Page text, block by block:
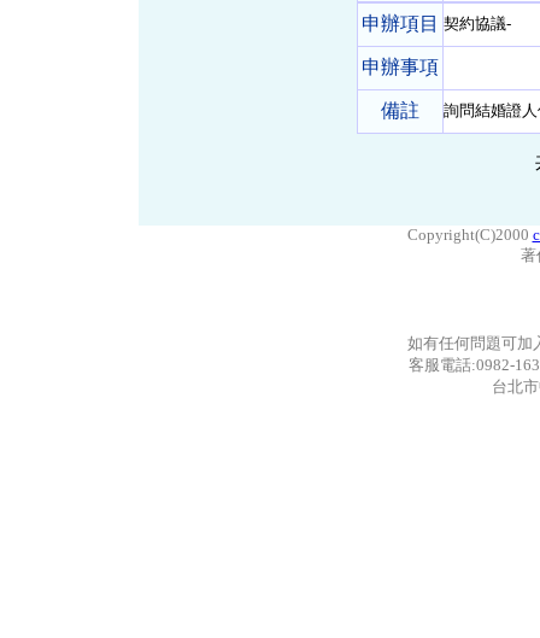
申辦項目 契約協議-
申辦事項
備註 詢問結婚證
Copyright(C)2000
如有任何問題可加
客服電話:0982-
台北